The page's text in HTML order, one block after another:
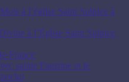
à l’église Saint Sulpice à
à l’Église Saint Sulpice,
France
sainte Faustine et le